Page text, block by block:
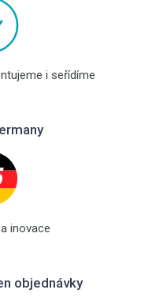
i seřídíme
inovace
objednávky